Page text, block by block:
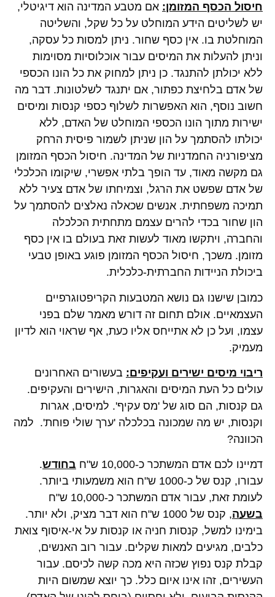
חיסול הכסף המזומן: אם מטבע המדינה הוא דיגיטלי,
יש לשליטים הידע המוחלט על כל שקל, והשליטה
המוחלטת בו. אין כסף שחור. ניתן למסות כל עסקה,
וניתן להעלות את המיסים עבור אוכלוסיות מסוימות
ללא יכולתן להתנגד. כן ניתן למחוק את כל הונו הכספי
של אדם בלחיצת כפתור, אם יתנגד לשלטונות. דבר מה
חשוב נוסף, הוא האפשרות לשלוף כספי קנסות ומיסים
ישירות מתוך הונו הכספי המוחלט של האדם, ללא
יכולתו להסתמך על הון שניתן לשמור פיסית הרחק
מציפורניה החמדניות של המדינה. חיסול הכסף המזומן
גם מקשה מאוד, עד הופך בלתי אפשרי, שיקומו הכלכלי
של אדם שפשט את הרגל, וצמיחתו של אדם צעיר ללא
תמיכה משפחתית. אנשים שכאלה נאלצים להסתמך על
הון שחור בכדי להרים עצמם מתחתית הכלכלה
והחברה, ויתקשו מאוד לעשות זאת בעולם בו אין כסף
מזומן. משכך, חיסול הכסף המזומן פוגע באופן טבעי
ביכולת הניידות החברתית-כלכלית.
כמובן שישנו גם נושא המטבעות הקריפטוגרפיים
העצמאיים. אולם תחום זה דורש מאמר שלם בפני
עצמו, ועל כן לא אתייחס אליו כעת, אף שראוי הוא לדיון
מעמיק.
ריבוי מיסים ישירים ועקיפים: בעשורים האחרונים
עולים כל העת המיסים והאגרות, הישירים והעקיפים.
גם קנסות, הם סוג של 'מס עקיף'. למיסים, אגרות
וקנסות, יש מה שמכונה בכלכלה 'ערך שולי פוחת'. למה
הכוונה?
דמיינו לכם אדם המשתכר כ-10,000 ש"ח בחודש.
עבורו, קנס של כ-1000 ש"ח הוא משמעותי ביותר.
לעומת זאת, עבור אדם המשתכר כ-10,000 ש"ח
בשעה
, קנס של 1000 ש"ח הוא דבר מציק, ולא יותר.
בימינו למשל, קנסות חניה או קנסות על אי-איסוף צואת
כלבים, מגיעים למאות שקלים. עבור רוב האנשים,
קבלת קנס נפוץ שכזה היא מכה קשה לכיסם. עבור
העשירים, זהו אינו איום כלל. כך יוצא שמשום היות